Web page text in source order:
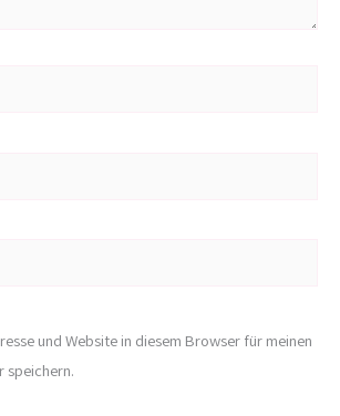
und Website in diesem Browser für meinen
speichern.